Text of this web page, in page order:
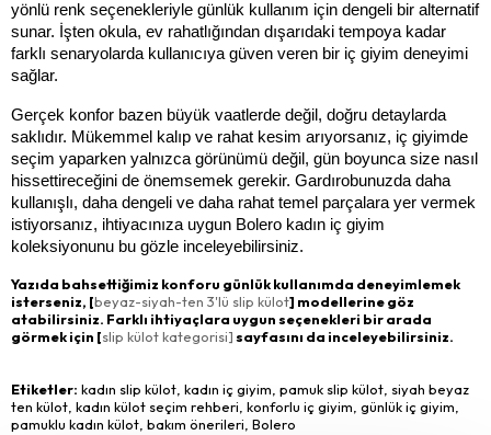
yönlü renk seçenekleriyle günlük kullanım için dengeli bir alternatif
sunar. İşten okula, ev rahatlığından dışarıdaki tempoya kadar
farklı senaryolarda kullanıcıya güven veren bir iç giyim deneyimi
sağlar.
Gerçek konfor bazen büyük vaatlerde değil, doğru detaylarda
saklıdır. Mükemmel kalıp ve rahat kesim arıyorsanız, iç giyimde
seçim yaparken yalnızca görünümü değil, gün boyunca size nasıl
hissettireceğini de önemsemek gerekir. Gardırobunuzda daha
kullanışlı, daha dengeli ve daha rahat temel parçalara yer vermek
istiyorsanız, ihtiyacınıza uygun Bolero kadın iç giyim
koleksiyonunu bu gözle inceleyebilirsiniz.
Yazıda bahsettiğimiz konforu günlük kullanımda deneyimlemek
isterseniz, [beyaz-siyah-ten 3'lü slip külot] modellerine göz
atabilirsiniz. Farklı ihtiyaçlara uygun seçenekleri bir arada
görmek için [slip külot kategorisi]sayfasını da inceleyebilirsiniz.
Etiketler: kadın slip külot, kadın iç giyim, pamuk slip külot, siyah beyaz
ten külot, kadın külot seçim rehberi, konforlu iç giyim, günlük iç giyim,
pamuklu kadın külot, bakım önerileri, Bolero